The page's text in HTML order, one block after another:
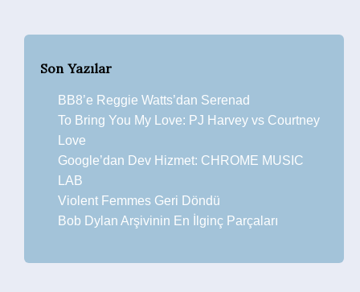
Son Yazılar
BB8’e Reggie Watts’dan Serenad
To Bring You My Love: PJ Harvey vs Courtney
Love
Google’dan Dev Hizmet: CHROME MUSIC
LAB
Violent Femmes Geri Döndü
Bob Dylan Arşivinin En İlginç Parçaları